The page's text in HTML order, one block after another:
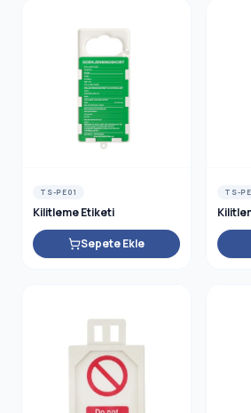
TS-PE01
Kilitleme Etiketi
Sepete Ekle
TS-